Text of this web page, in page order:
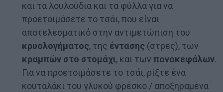
και τα λουλούδια και τα φύλλα για να
προετοιμάσετε το τσάι, που είναι
αποτελεσματικό στην αντιμετώπιση του
κρυολογήματος, της έντασης (στρες), των
κραμπών στο στομάχι, και των πονοκεφάλων.
Για να προετοιμάσετε το τσάι, ρίξτε ένα
κουταλάκι του γλυκού φρέσκο / αποξηραμένα